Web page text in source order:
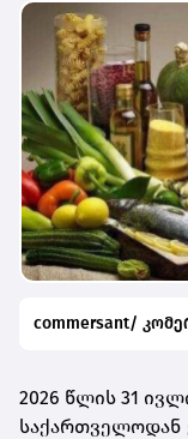
commersant/
2026 წლის 31
საქართველოდან